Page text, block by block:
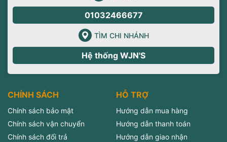
01032466677
TÌM CHI NHÁNH
Hệ thống WJN'S
CHÍNH SÁCH
Chính sách bảo mật
Chính sách vận chuyển
Chính sách đổi trả
HỖ TRỢ
Hướng dẫn mua hàng
Hướng dẫn thanh toán
Hướng dẫn giao nhận